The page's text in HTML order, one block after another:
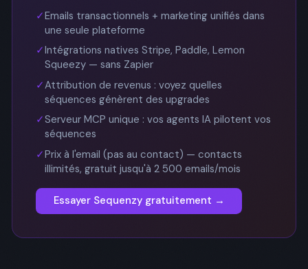
✓Emails transactionnels + marketing unifiés dans
une seule plateforme
✓Intégrations natives Stripe, Paddle, Lemon
Squeezy — sans Zapier
✓Attribution de revenus : voyez quelles
séquences génèrent des upgrades
✓Serveur MCP unique : vos agents IA pilotent vos
séquences
✓Prix à l'email (pas au contact) — contacts
illimités, gratuit jusqu'à 2 500 emails/mois
Essayer Sequenzy gratuitement →